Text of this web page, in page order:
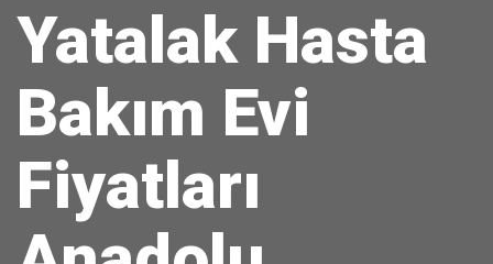
Yatalak Hasta
Bakım Evi
Fiyatları